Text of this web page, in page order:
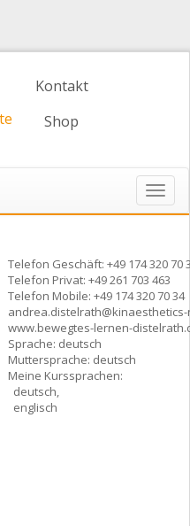
Kontakt
Shop
ein-/
Telefon Geschäft: +49 174 320 70
Telefon Privat: +49 261 703 463
Telefon Mobile: +49 174 320 70 34
www.bewegtes-lernen-
Sprache: deutsch
Muttersprache: deutsch
Meine Kurssprachen:
deutsch,
englisch